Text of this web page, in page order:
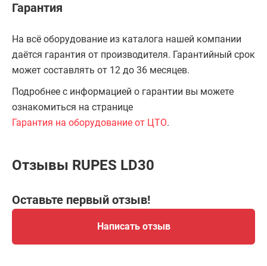
Гарантия
На всё оборудование из каталога нашей компании
даётся гарантия от производителя. Гарантийный срок
может составлять от 12 до 36 месяцев.
Подробнее с информацией о гарантии вы можете
ознакомиться на странице
Гарантия на оборудование от ЦТО.
Отзывы RUPES LD30
Оставьте первый отзыв!
Написать отзыв